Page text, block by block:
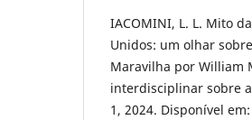
IACOMINI, L. L. Mito
Unidos: um olhar
Maravilha por William
interdisciplinar sobre
1, 2024. Disponível em: